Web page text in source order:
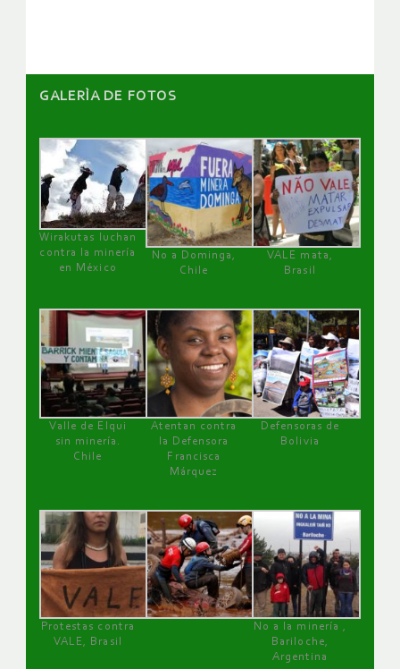
GALERÌA DE FOTOS
Wirakutas luchan
contra la minería
en México
No a Dominga,
Chile
VALE mata,
Brasil
Valle de Elqui
sin minería.
Chile
Atentan contra
la Defensora
Francisca
Márquez
Defensoras de
Bolivia
Protestas contra
VALE, Brasil
No a la minería ,
Bariloche,
Argentina